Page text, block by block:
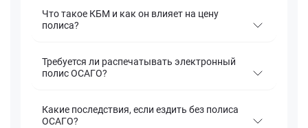
Что такое КБМ и как он влияет на цену
полиса?
Требуется ли распечатывать электронный
полис ОСАГО?
Какие последствия, если ездить без полиса
ОСАГО?